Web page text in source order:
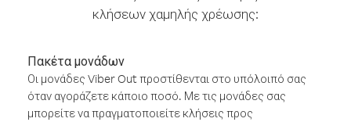
κλήσεων χαμηλής χρέωσης:
Πακέτα μονάδων
Οι μονάδες Viber Out προστίθενται στο υπόλοιπό σας
όταν αγοράζετε κάποιο ποσό. Με τις μονάδες σας
μπορείτε να πραγματοποιείτε κλήσεις προς